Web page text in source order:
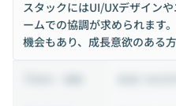
スタックにはUI/UXデザイン
ームでの協調が求められます
機会もあり、成長意欲のある